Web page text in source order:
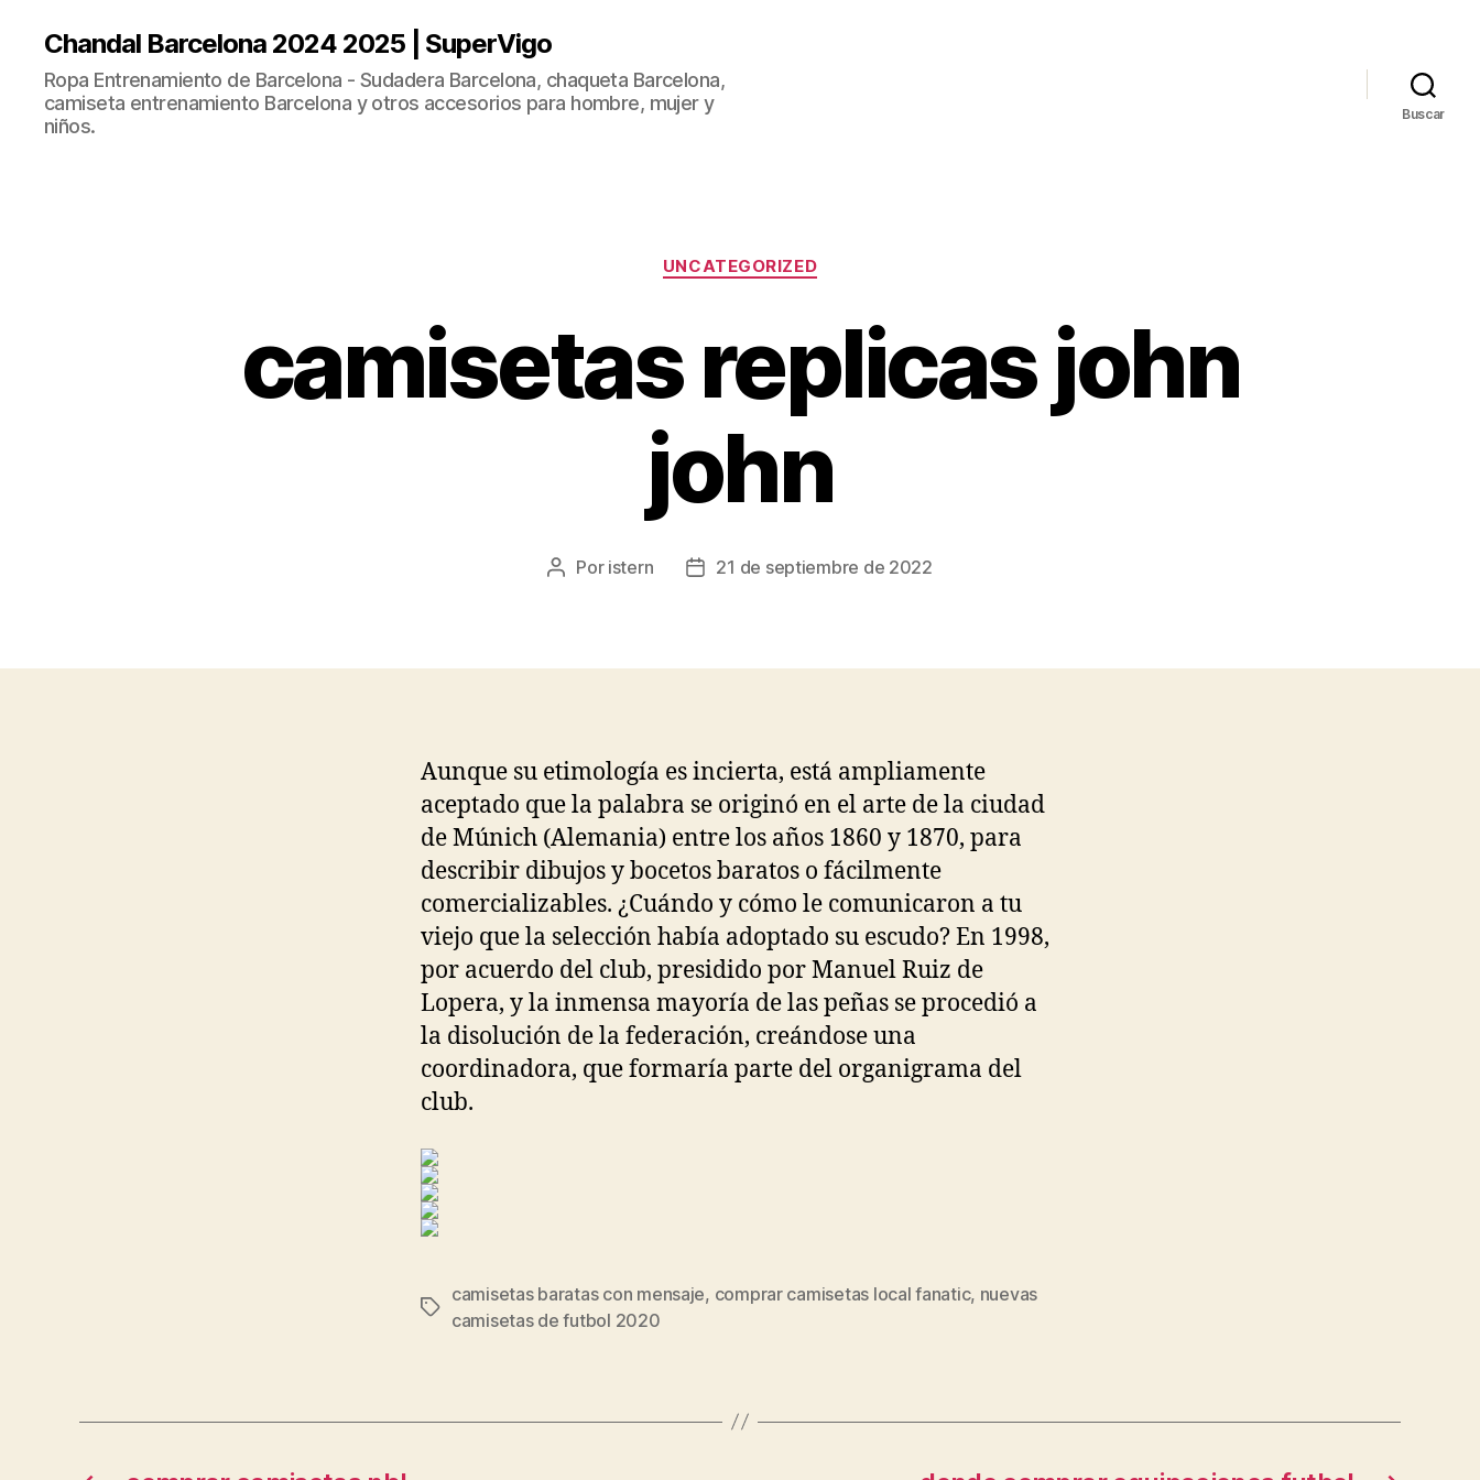
Chandal Barcelona 2024 2025 | SuperVigo
Ropa Entrenamiento de Barcelona - Sudadera Barcelona, chaqueta Barcelona,
camiseta entrenamiento Barcelona y otros accesorios para hombre, mujer y
niños.
Buscar
Categorías
UNCATEGORIZED
camisetas replicas john
john
Autor
Por istern
Fecha21 de septiembre de 2022
Aunque su etimología es incierta, está ampliamente
aceptado que la palabra se originó en el arte de la ciudad
de Múnich (Alemania) entre los años 1860 y 1870, para
describir dibujos y bocetos baratos o fácilmente
comercializables. ¿Cuándo y cómo le comunicaron a tu
viejo que la selección había adoptado su escudo? En 1998,
por acuerdo del club, presidido por Manuel Ruiz de
Lopera, y la inmensa mayoría de las peñas se procedió a
la disolución de la federación, creándose una
coordinadora, que formaría parte del organigrama del
club.
Etiquetas
camisetas baratas con mensaje, comprar camisetas local fanatic, nuevas
camisetas de futbol 2020